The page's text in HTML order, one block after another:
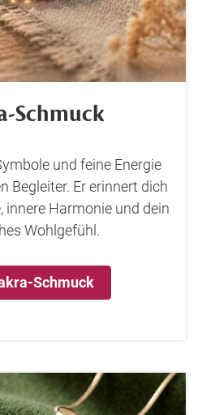
Schmuck
und feine Energie
Begleiter. Er erinnert dich
innere Harmonie und dein
Wohlgefühl.
Schmuck